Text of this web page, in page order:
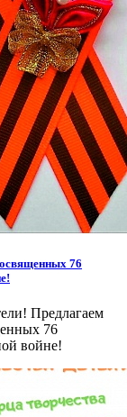
76
Предлагаем
76
войне!